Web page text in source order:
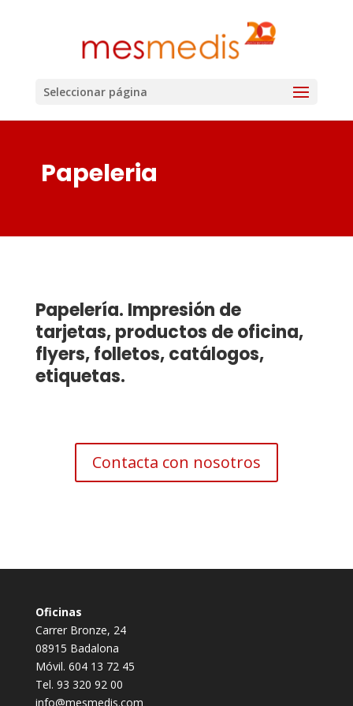
Seleccionar página
Papeleria
Papelería. Impresión de
tarjetas, productos de oficina,
flyers, folletos, catálogos,
etiquetas.
Contacta con nosotros
Oficinas
Carrer Bronze, 24
08915 Badalona
Móvil. 604 13 72 45
Tel. 93 320 92 00
info@mesmedis.com